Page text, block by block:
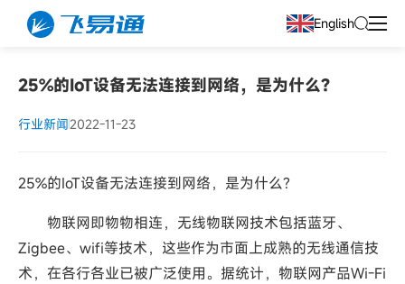
English
25%的IoT设备无法连接到网络，是为什么?
行业新闻2022-11-23
25%的IoT设备无法连接到网络，是为什么?
物联网即物物相连，无线物联网技术包括蓝牙、
Zigbee、wifi等技术，这些作为市面上成熟的无线通信技
术，在各行各业已被广泛使用。据统计，物联网产品Wi-Fi